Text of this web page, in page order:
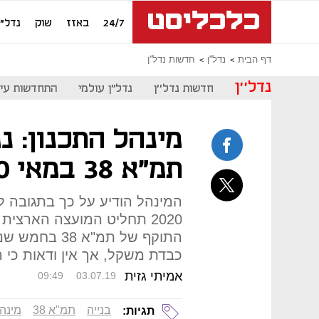
24/7 באזז שוק
דף הבית נדל''ן חדשות נדל''ן
נדל''ן חדשות נדל''ן נדל"ן עולמי התחדשות
מינהל התכנון:
תמ"א 38 במאי 2020
המינהל הודיע על כך בתגובה
2020 תחליט המועצה
התוקף של
כבדת משקל, אך אין ודאות
אמיתי גזית 09:49 03.07.19
תגיות: בנייה תמ"א 38